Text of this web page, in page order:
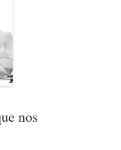
nos